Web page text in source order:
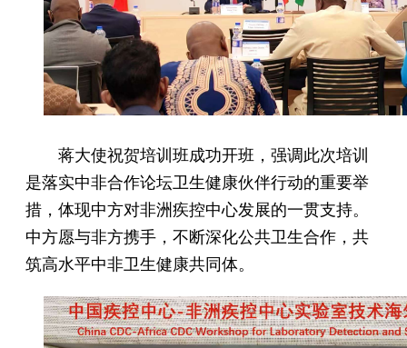
蒋大使祝贺培训班成功开班，强调此次培训
是落实中非合作论坛卫生健康伙伴行动的重要举
措，体现中方对非洲疾控中心发展的一贯支持。
中方愿与非方携手，不断深化公共卫生合作，共
筑高水平中非卫生健康共同体。